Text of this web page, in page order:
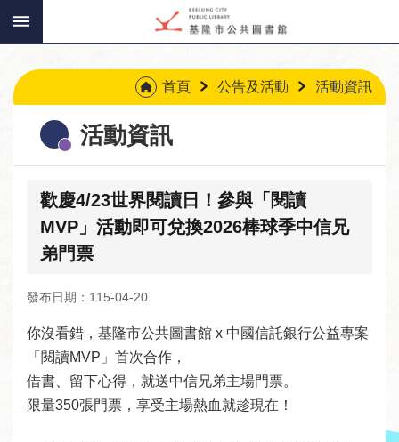
跳到主要內容區塊
讀
者
:::
首頁 公告及活動 活動資訊
活動資訊
歡慶4/23世界閱讀日！參與「閱讀
MVP」活動即可兌換2026棒球季中信兄
弟門票
發布日期：115-04-20
你沒看錯，基隆市公共圖書館 x 中國信託銀行公益專案
「閱讀MVP」首次合作，
借書、留下心得，就送中信兄弟主場門票。
限量350張門票，享受主場熱血就趁現在！